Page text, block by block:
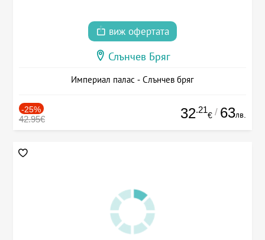
виж офертата
Слънчев Бряг
Империал палас - Слънчев бряг
-25%
42.95€ 32.21
€ / 63лв.